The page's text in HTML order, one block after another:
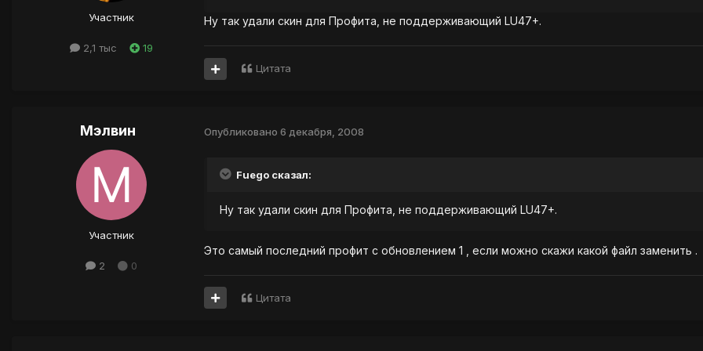
Участник
2,1 тыс 19
Ну так удали скин для Профита, не поддерживающий LU47+.
Цитата
Мэлвин
Участник
2 0
Опубликовано 6 декабря, 2008
Fuego сказал:
Ну так удали скин для Профита, не поддерживающий LU47+.
Это самый последний профит с обновлением 1 , если можно скажи какой файл заменить .
Цитата